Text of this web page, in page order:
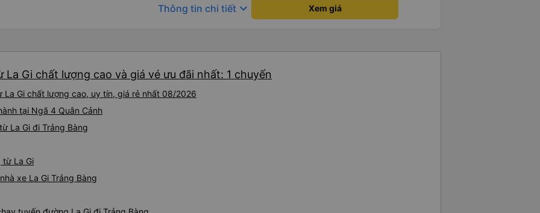
Thông tin chi tiết keyboard_arrow_down Xem giá
Gi chất lượng cao và giá vé ưu đãi nhất: 1 chuyến
La Gi chất lượng cao, uy tín, giá rẻ nhất 08/2026
tại Ngã 4 Quân Cảnh
La Gi đi Trảng Bàng
từ La Gi
xe La Gi Trảng Bàng